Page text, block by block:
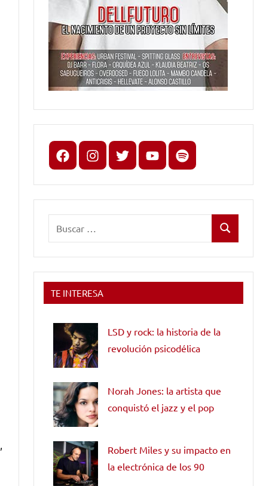
FacebookInstagram
X youtubespotify
Buscar
TE INTERESA
LSD y rock: la historia de la
revolución psicodélica
Norah Jones: la artista que
conquistó el jazz y el pop
Robert Miles y su impacto en
la electrónica de los 90